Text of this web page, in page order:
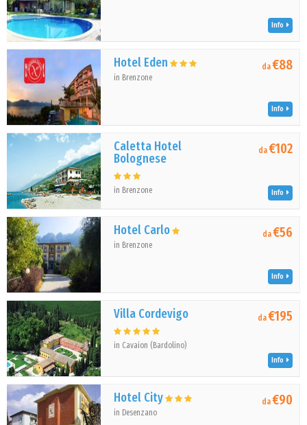
Info
Hotel Eden
in Brenzone
da€88
Info
Caletta Hotel
Bolognese
in Brenzone
da€102
Info
Hotel Carlo
in Brenzone
da€56
Info
Villa Cordevigo
in Cavaion (Bardolino)
da€195
Info
Hotel City
in Desenzano
da€90